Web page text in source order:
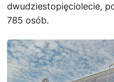
dwudziestopięciolecie,
785 osób.